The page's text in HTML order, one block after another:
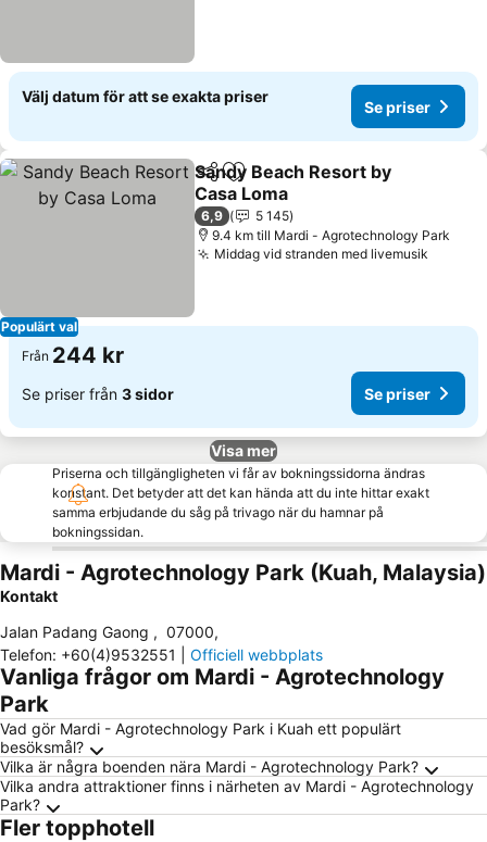
Välj datum för att se exakta priser
Se priser
Populärt val
Dela Lägg till i Mina Favoriter
Sandy Beach Resort by
Casa Loma
Se priser
6,9
5 145
9.4 km till Mardi - Agrotechnology Park
Middag vid stranden med livemusik
Från 244 kr
Se priser från 3 sidor Se priser
Visa mer
Priserna och tillgängligheten vi får av bokningssidorna ändras
konstant. Det betyder att det kan hända att du inte hittar exakt
samma erbjudande du såg på trivago när du hamnar på
bokningssidan.
Mardi - Agrotechnology Park (Kuah, Malaysia)
Kontakt
Jalan Padang Gaong , 07000,
Telefon: +60(4)9532551 Officiell webbplats
Vanliga frågor om Mardi - Agrotechnology
Park
Vad gör Mardi - Agrotechnology Park i Kuah ett populärt
besöksmål?
Vilka är några boenden nära Mardi - Agrotechnology Park?
Vilka andra attraktioner finns i närheten av Mardi - Agrotechnology
Park?
Fler topphotell